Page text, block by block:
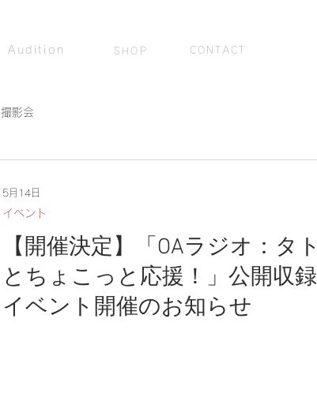
SHOP CONTACT
Audition
撮影会
【開催決定】「OAラジオ：タト
とちょこっと応援！」公開収録
イベント開催のお知らせ
イベント
5月14日